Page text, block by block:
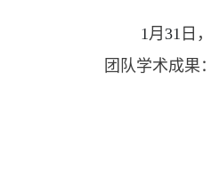
1 月31 日
团队学术成果：